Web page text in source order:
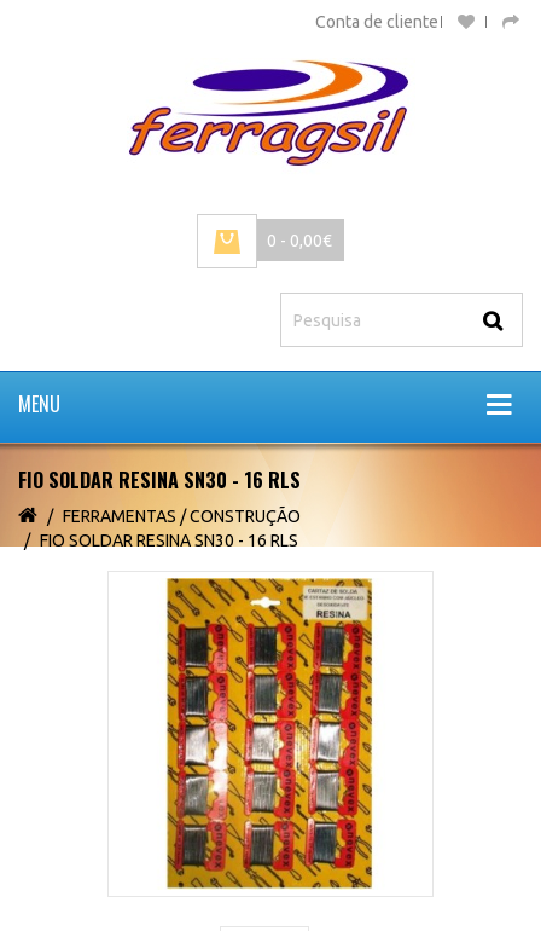
Conta de cliente
0 - 0,00€
MENU
FIO SOLDAR RESINA SN30 - 16 RLS
FERRAMENTAS / CONSTRUÇÃO
FIO SOLDAR RESINA SN30 - 16 RLS